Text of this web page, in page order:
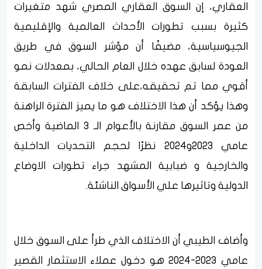
العقاري، إن السوق العقاري المصري شهد متغيرات
كثيرة بسبب تطورات الأحداث العالمية والإقليمية
الجيوسياسية، مضيفًا أن مؤشر السوق في طريق
العودة لسابق عهده خلال العام الحالي، بمعدلات نمو
أقوي مما تم تحقيقه،على خلاف الفترات السابقة
وهذا يؤكد أن هذا الاختلاف هو ما يميز الفترة الراهنة
من عمر السوق مقارنة بالأعوام الـ 3 الماضية وأخص
عامي 2023و2024 نظرًا لحجم التحديات الداخلية
والخارجية و ضبابية المشهد جراء تطورات الاوضاع
الدولية وتاثيرها علي الأسواق الناشئة.
وأضاف الطيبي أن الاختلاف الذي طرأ على السوق خلال
عامي 2023-2024 هو دخول عملاء الاستثمار القصير